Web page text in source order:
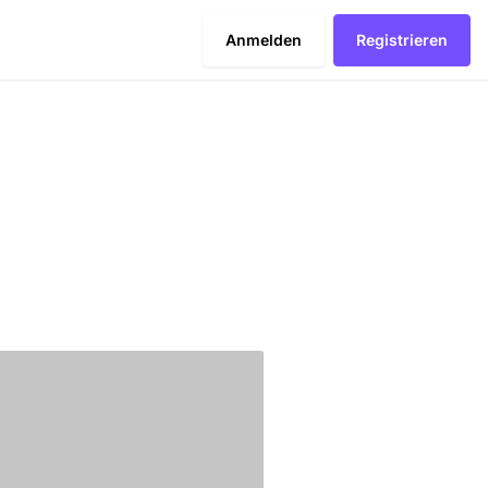
Anmelden Registrieren